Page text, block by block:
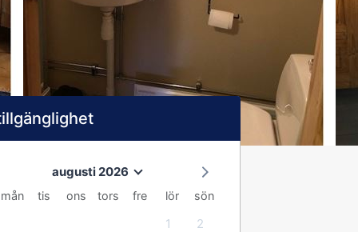
augusti 2026
mån tis ons tors fre lör sön
1 2